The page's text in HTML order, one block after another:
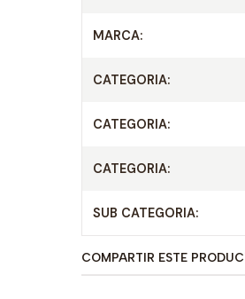
MARCA:
CATEGORIA:
CATEGORIA:
CATEGORIA:
SUB CATEGORIA:
COMPARTIR ESTE